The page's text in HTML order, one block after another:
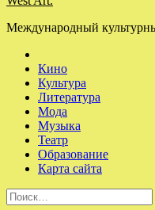
Международный
Кино
Культура
Литература
Мода
Музыка
Театр
Образование
Карта сайта
Найти: